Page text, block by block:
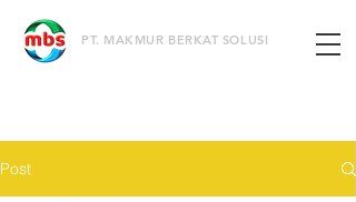
PT. MAKMUR BERKAT SOLUSI
Post